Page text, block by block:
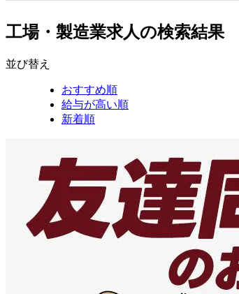
工場・製造業求人の検索結果
並び替え
おすすめ順
給与が高い順
新着順